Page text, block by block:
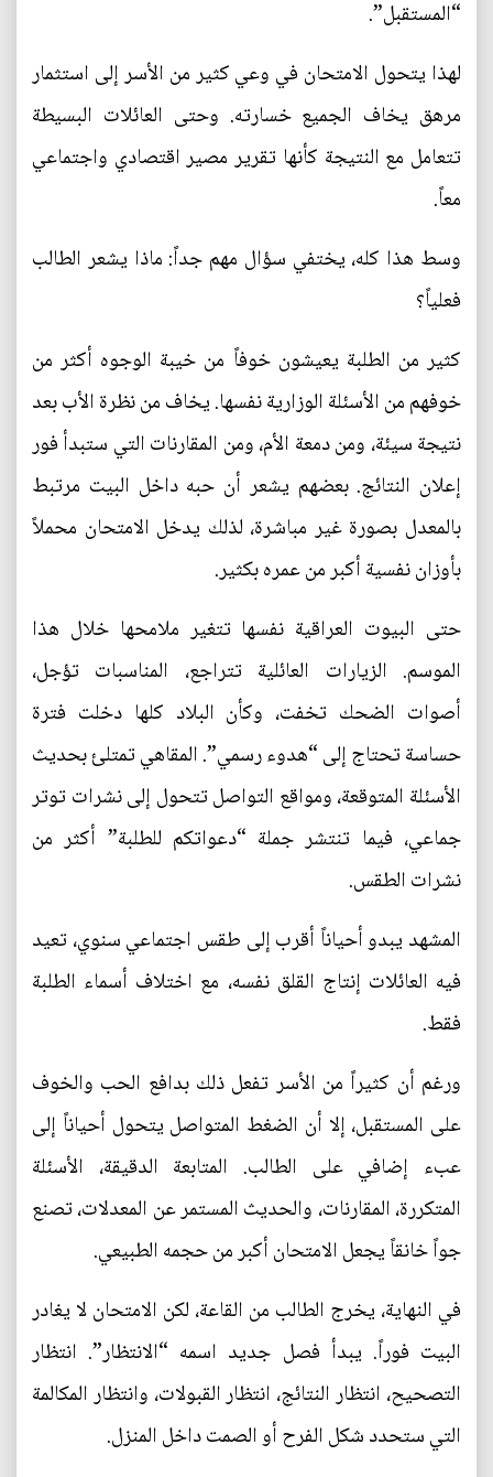
“المستقبل”.
لهذا يتحول الامتحان في وعي كثير من الأسر إلى استثمار
مرهق يخاف الجميع خسارته. وحتى العائلات البسيطة
تتعامل مع النتيجة كأنها تقرير مصير اقتصادي واجتماعي
معاً.
وسط هذا كله، يختفي سؤال مهم جداً: ماذا يشعر الطالب
فعلياً؟
كثير من الطلبة يعيشون خوفاً من خيبة الوجوه أكثر من
خوفهم من الأسئلة الوزارية نفسها. يخاف من نظرة الأب بعد
نتيجة سيئة، ومن دمعة الأم، ومن المقارنات التي ستبدأ فور
إعلان النتائج. بعضهم يشعر أن حبه داخل البيت مرتبط
بالمعدل بصورة غير مباشرة، لذلك يدخل الامتحان محملاً
بأوزان نفسية أكبر من عمره بكثير.
حتى البيوت العراقية نفسها تتغير ملامحها خلال هذا
الموسم. الزيارات العائلية تتراجع، المناسبات تؤجل،
أصوات الضحك تخفت، وكأن البلاد كلها دخلت فترة
حساسة تحتاج إلى “هدوء رسمي”. المقاهي تمتلئ بحديث
الأسئلة المتوقعة، ومواقع التواصل تتحول إلى نشرات توتر
جماعي، فيما تنتشر جملة “دعواتكم للطلبة” أكثر من
نشرات الطقس.
المشهد يبدو أحياناً أقرب إلى طقس اجتماعي سنوي، تعيد
فيه العائلات إنتاج القلق نفسه، مع اختلاف أسماء الطلبة
فقط.
ورغم أن كثيراً من الأسر تفعل ذلك بدافع الحب والخوف
على المستقبل، إلا أن الضغط المتواصل يتحول أحياناً إلى
عبء إضافي على الطالب. المتابعة الدقيقة، الأسئلة
المتكررة، المقارنات، والحديث المستمر عن المعدلات، تصنع
جواً خانقاً يجعل الامتحان أكبر من حجمه الطبيعي.
في النهاية، يخرج الطالب من القاعة، لكن الامتحان لا يغادر
البيت فوراً. يبدأ فصل جديد اسمه “الانتظار”. انتظار
التصحيح، انتظار النتائج، انتظار القبولات، وانتظار المكالمة
التي ستحدد شكل الفرح أو الصمت داخل المنزل.